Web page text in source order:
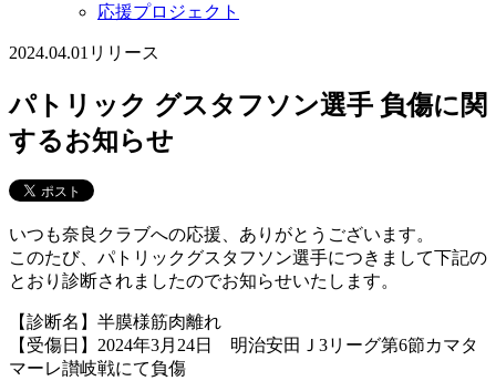
応援プロジェクト
2024.04.01 リリース
パトリック グスタフソン選手 負傷に関
するお知らせ
いつも奈良クラブへの応援、ありがとうございます。
このたび、パトリックグスタフソン選手につきまして下記の
とおり診断されましたのでお知らせいたします。
【診断名】半膜様筋肉離れ
【受傷日】2024年3月24日 明治安田Ｊ3リーグ第6節カマタ
マーレ讃岐戦にて負傷